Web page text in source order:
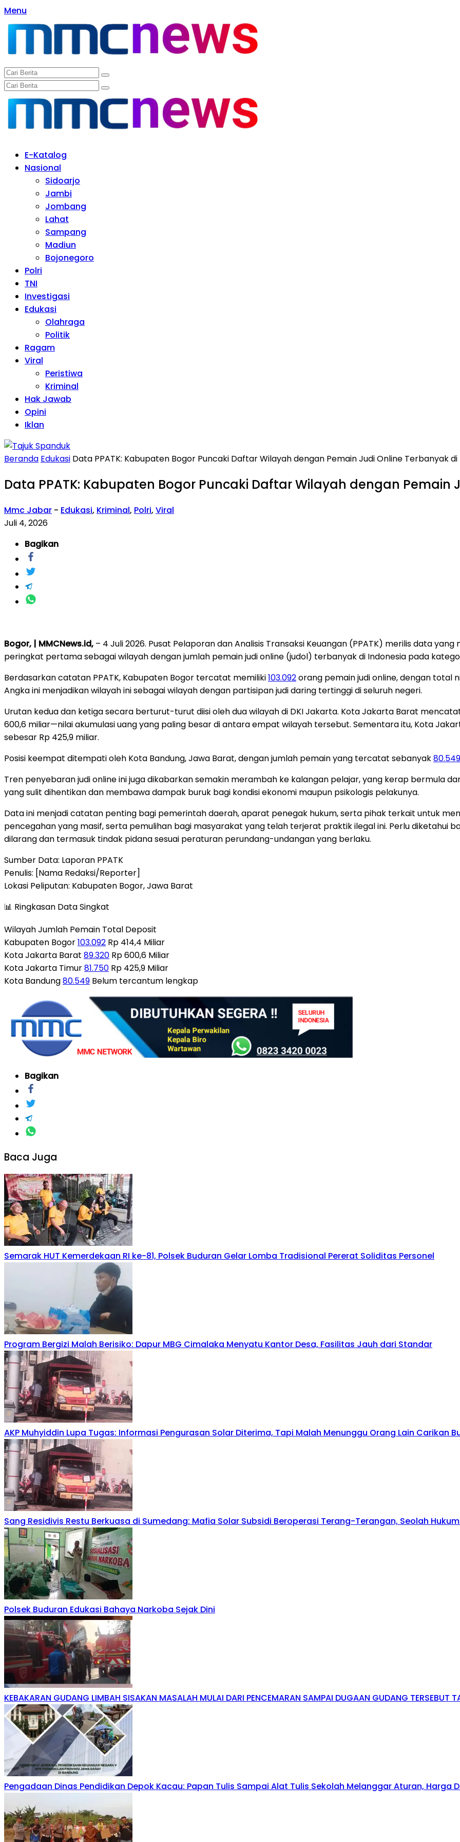
Langsung
ke
konten
Menu
E-Katalog
Nasional
Sidoarjo
Jambi
Jombang
Lahat
Sampang
Madiun
Bojonegoro
Polri
TNI
Investigasi
Edukasi
Olahraga
Politik
Ragam
Viral
Peristiwa
Kriminal
Hak Jawab
Opini
Iklan
Beranda Edukasi Data PPATK: Kabupaten Bogor Puncaki Daftar Wilayah dengan Pemain Judi Online Terbanyak di
Data PPATK: Kabupaten Bogor Puncaki Daftar Wilayah dengan Pemain
Mmc Jabar - Edukasi, Kriminal, Polri, Viral
Juli 4, 2026
Bagikan
Bogor, | MMCNews.id, – 4 Juli 2026. Pusat Pelaporan dan Analisis Transaksi Keuangan (PPATK) merilis data
peringkat pertama sebagai wilayah dengan jumlah pemain judi online (judol) terbanyak di Indonesia pada
Berdasarkan catatan PPATK, Kabupaten Bogor tercatat memiliki103.092orang pemain judi online, dengan total
Angka ini menjadikan wilayah ini sebagai wilayah dengan partisipan judi daring tertinggi di seluruh negeri.
Urutan kedua dan ketiga secara berturut-turut diisi oleh dua wilayah di DKI Jakarta. Kota Jakarta Barat
600,6 miliar—nilai akumulasi uang yang paling besar di antara empat wilayah tersebut. Sementara itu, Kota
sebesar Rp 425,9 miliar.
Posisi keempat ditempati oleh Kota Bandung, Jawa Barat, dengan jumlah pemain yang tercatat sebanyak80.549
Tren penyebaran judi online ini juga dikabarkan semakin merambah ke kalangan pelajar, yang kerap bermula
yang sulit dihentikan dan membawa dampak buruk bagi kondisi ekonomi maupun psikologis pelakunya.
Data ini menjadi catatan penting bagi pemerintah daerah, aparat penegak hukum, serta pihak terkait untuk
pencegahan yang masif, serta pemulihan bagi masyarakat yang telah terjerat praktik ilegal ini. Perlu diketahui
dilarang dan termasuk tindak pidana sesuai peraturan perundang-undangan yang berlaku.
Sumber Data: Laporan PPATK
Penulis: [Nama Redaksi/Reporter]
Lokasi Peliputan: Kabupaten Bogor, Jawa Barat
📊 Ringkasan Data Singkat
Wilayah Jumlah Pemain Total Deposit
Kabupaten Bogor103.092 Rp 414,4 Miliar
Kota Jakarta Barat 89.320 Rp 600,6 Miliar
Kota Jakarta Timur81.750 Rp 425,9 Miliar
Kota Bandung80.549 Belum tercantum lengkap
Bagikan
Baca Juga
Semarak HUT Kemerdekaan RI ke-81, Polsek Buduran Gelar Lomba Tradisional Pererat Soliditas Personel
Program Bergizi Malah Berisiko: Dapur MBG Cimalaka Menyatu Kantor Desa, Fasilitas Jauh dari Standar
AKP Muhyiddin Lupa Tugas: Informasi Pengurasan Solar Diterima, Tapi Malah Menunggu Orang Lain Carikan
Sang Residivis Restu Berkuasa di Sumedang: Mafia Solar Subsidi Beroperasi Terang-Terangan, Seolah
Polsek Buduran Edukasi Bahaya Narkoba Sejak Dini
KEBAKARAN GUDANG LIMBAH SISAKAN MASALAH MULAI DARI PENCEMARAN SAMPAI DUGAAN GUDANG TERSEBUT
Pengadaan Dinas Pendidikan Depok Kacau: Papan Tulis Sampai Alat Tulis Sekolah Melanggar Aturan, Harga